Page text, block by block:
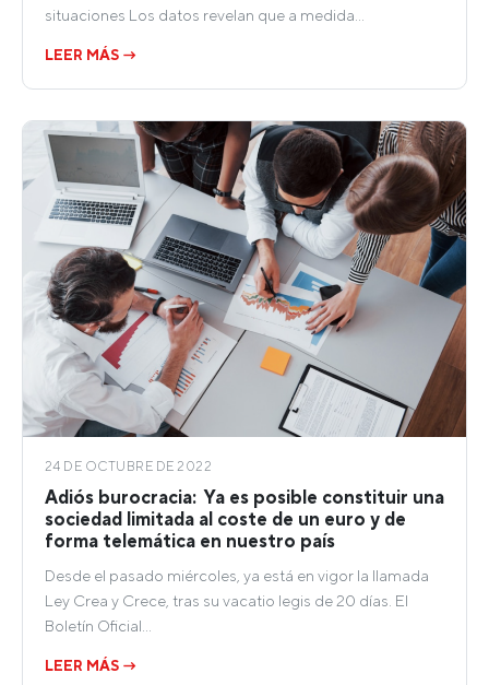
situaciones Los datos revelan que a medida…
LEER MÁS →
24 DE OCTUBRE DE 2022
Adiós burocracia: Ya es posible constituir una
sociedad limitada al coste de un euro y de
forma telemática en nuestro país
Desde el pasado miércoles, ya está en vigor la llamada
Ley Crea y Crece, tras su vacatio legis de 20 días. El
Boletín Oficial…
LEER MÁS →